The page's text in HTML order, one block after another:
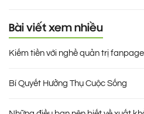
Bài viết xem nhiều
Kiếm tiền với nghề quản trị
Bí Quyết Hưởng Thụ Cuộc Sống